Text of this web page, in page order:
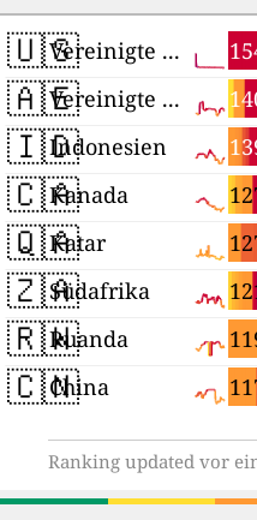
🇺🇸 Vereinigte Staaten
🇦🇪 Vereinigte Arabische Emirate
🇮🇩Indonesien
🇨🇦Kanada
🇶🇦Katar
🇿🇦Südafrika
🇷🇼Ruanda
🇨🇳China
Ranking updated vor